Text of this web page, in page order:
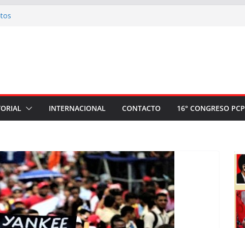
INTERNACIONAL CONTACTO 16° CONGRESO PCP